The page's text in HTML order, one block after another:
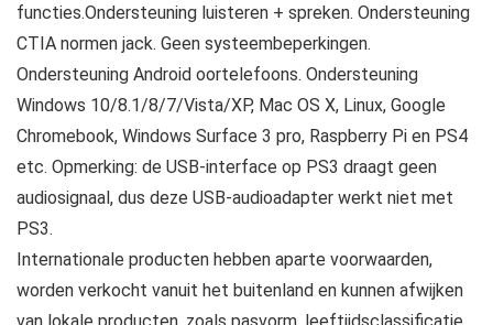
functies.Ondersteuning luisteren + spreken. Ondersteuning
CTIA normen jack. Geen systeembeperkingen.
Ondersteuning Android oortelefoons. Ondersteuning
Windows 10/8.1/8/7/Vista/XP, Mac OS X, Linux, Google
Chromebook, Windows Surface 3 pro, Raspberry Pi en PS4
etc. Opmerking: de USB-interface op PS3 draagt geen
audiosignaal, dus deze USB-audioadapter werkt niet met
PS3.
Internationale producten hebben aparte voorwaarden,
worden verkocht vanuit het buitenland en kunnen afwijken
van lokale producten, zoals pasvorm, leeftijdsclassificatie